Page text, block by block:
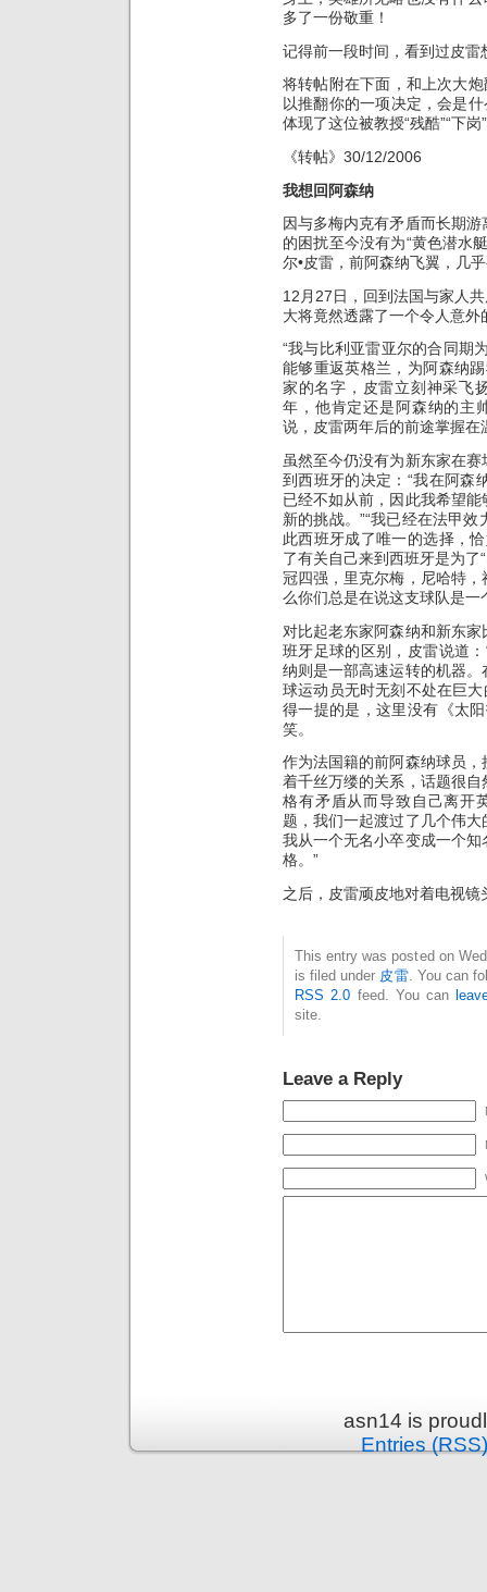
多了一份敬重！
记得前一段时间，看到过皮雷
将转帖附在下面，和上次大
以推翻你的一项决定，会是
体现了这位被教授“残酷”“下
《转帖》30/12/2006
我想回阿森纳
因与多梅内克有矛盾而长期
的困扰至今没有为“黄色潜水
尔•皮雷，前阿森纳飞翼，几
12月27日，回到法国与家人
大将竟然透露了一个令人意
“我与比利亚雷亚尔的合同期
能够重返英格兰，为阿森纳
家的名字，皮雷立刻神采飞
年，他肯定还是阿森纳的主
说，皮雷两年后的前途掌握在
虽然至今仍没有为新东家在
到西班牙的决定：“我在阿森
已经不如从前，因此我希望
新的挑战。”“我已经在法甲
此西班牙成了唯一的选择，
了有关自己来到西班牙是为了
冠四强，里克尔梅，尼哈特
么你们总是在说这支球队是一
对比起老东家阿森纳和新东
班牙足球的区别，皮雷说道
纳则是一部高速运转的机器
球运动员无时无刻不处在巨
得一提的是，这里没有《太
笑。
作为法国籍的前阿森纳球员
着千丝万缕的关系，话题很
格有矛盾从而导致自己离开
题，我们一起渡过了几个伟
我从一个无名小卒变成一个
格。”
之后，皮雷顽皮地对着电视镜
This entry was posted on
is filed under 皮雷. You can
RSS 2.0 feed. You can
site.
Leave a Reply
asn14 is
Entries (RSS)